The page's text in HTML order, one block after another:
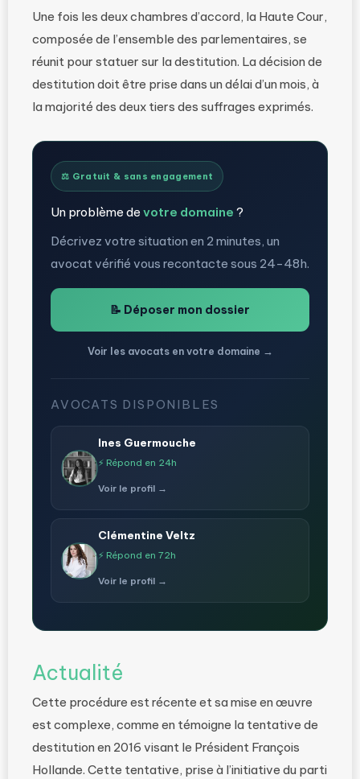
Une fois les deux chambres d’accord, la Haute Cour,
composée de l’ensemble des parlementaires, se
réunit pour statuer sur la destitution. La décision de
destitution doit être prise dans un délai d’un mois, à
la majorité des deux tiers des suffrages exprimés.
⚖️ Gratuit & sans engagement
Un problème de votre domaine ?
Décrivez votre situation en 2 minutes, un
avocat vérifié vous recontacte sous 24-48h.
📝 Déposer mon dossier
Voir les avocats en votre domaine →
AVOCATS DISPONIBLES
Ines Guermouche
⚡ Répond en 24h
Voir le profil →
Clémentine Veltz
⚡ Répond en 72h
Voir le profil →
Actualité
Cette procédure est récente et sa mise en œuvre
est complexe, comme en témoigne la tentative de
destitution en 2016 visant le Président François
Hollande. Cette tentative, prise à l’initiative du parti